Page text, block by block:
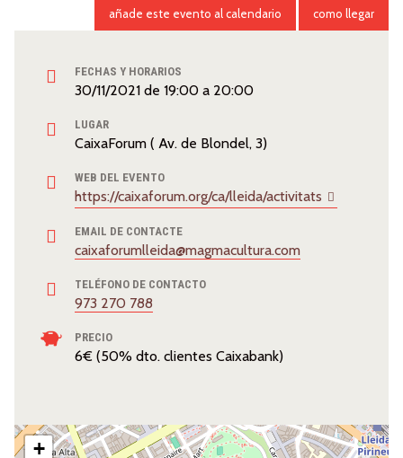
FECHAS Y HORARIOS
30/11/2021 de 19:00 a 20:00
LUGAR
CaixaForum ( Av. de Blondel, 3)
WEB DEL EVENTO
https://caixaforum.org/ca/lleida/activitats
EMAIL DE CONTACTE
caixaforumlleida@magmacultura.com
TELÉFONO DE CONTACTO
973 270 788
PRECIO
6€ (50% dto. clientes Caixabank)
añade este evento al calendario como llegar
+